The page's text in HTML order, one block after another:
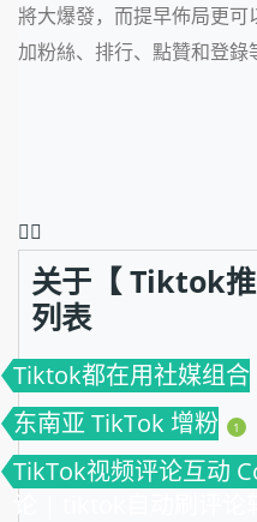
將大爆發，而提早佈局更
加粉絲、排行、點贊和登錄
❤️‍🔥
关于【 Tiktok
列表
Tiktok都在用社媒组合
东南亚 TikTok 增粉 1
TikTok视频评论互动
论 | tiktok自动刷评论